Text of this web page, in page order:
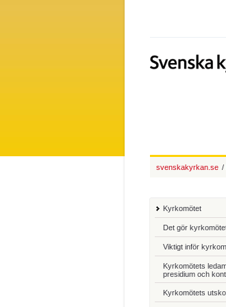
Kyrkomötet
Det gör
Viktigt inför
Kyrkomötets
presidium och
Kyrkomötets
svenskakyrkan.se /